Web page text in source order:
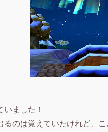
いました！
るのは覚えていたけれど、